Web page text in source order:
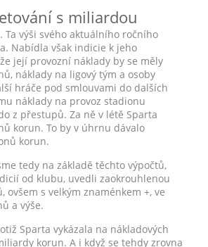
s miliardou
Ta výši svého aktuálního ročního
Nabídla však indicie k jeho
její provozní náklady by se měly
náklady na ligový tým a osoby
hráče pod smlouvami do dalších
náklady na provoz stadionu
z přestupů. Za ně v létě Sparta
korun. To by v úhrnu dávalo
korun.
tedy na základě těchto výpočtů,
od klubu, uvedli zaokrouhlenou
ovšem s velkým znaménkem +, ve
a výše.
Sparta vykázala na nákladových
korun. A i když se tehdy zrovna